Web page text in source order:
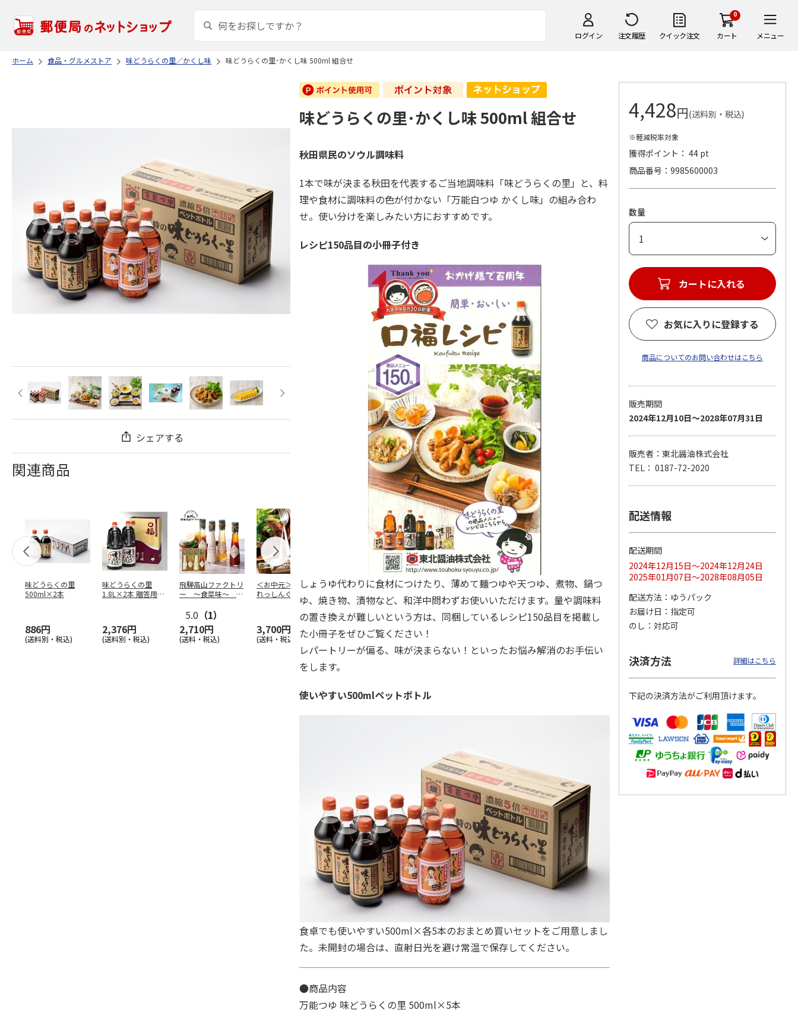
ログイン 注文履歴 クイック注文
0
カート メニュー
ホーム 食品・グルメストア 味どうらくの里／かくし味 味どうらくの里･かくし味 500ml 組合せ
シェアする
関連商品
味どうらくの里
500ml×2本
886円
(送料別・税込)
味どうらくの里
1.8L×2本 贈答用化
2,376円
(送料別・税込)
飛騨高山ファクトリ
ー ～食菜味～ す
詰合…
5.0 （1）
2,710円
(送料・税込)
＜お中元＞四万十ど
れっしんぐセット
3,700円
(送料・税込)
美食ファクトリー
こだわり調味料７種
ギフト【弔事用】
4,650円
(送料・税込)
味どうらくの里/か
くし味 500ml2本 組
合せ
886円
(送料別・税込)
黒酢ドレッシングセ
5.0（1）
万能白つゆ かくし
味 500ml×10本
セゾンファクトリ
ー ドレッシング３
本詰合せ【慶事用】
5.0 （1）
2,380円
Ｏｋｕｒｕｙａ 小
味どうらくの里･かくし味 500ml 組合せ
秋田県民のソウル調味料
1本で味が決まる秋田を代表するご当地調味料「味どうらくの里」と、料
理や食材に調味料の色が付かない「万能白つゆ かくし味」の組み合わ
せ。使い分けを楽しみたい方におすすめです。
レシピ150品目の小冊子付き
しょうゆ代わりに食材につけたり、薄めて麺つゆや天つゆ、煮物、鍋つ
ゆ、焼き物、漬物など、和洋中問わずお使いいただけます。量や調味料
の置き換えが難しいという方は、同梱しているレシピ150品目を掲載し
た小冊子をぜひご覧ください！
レパートリーが偏る、味が決まらない！といったお悩み解消のお手伝い
をします。
使いやすい500mlペットボトル
食卓でも使いやすい500ml×各5本のおまとめ買いセットをご用意しまし
た。未開封の場合は、直射日光を避け常温で保存してください。
●商品内容
万能つゆ 味どうらくの里 500ml×5本
4,428円(送料別・税込)
※軽減税率対象
獲得ポイント： 44 pt
商品番号
9985600003
数量
カートに入れる
お気に入りに登録する
商品についてのお問い合わせはこちら
販売期間
2024年12月10日～2028年07月31日
販売者：東北醤油株式会社
TEL： 0187-72-2020
配送情報
配送期間
2024年12月15日～2024年12月24日
2025年01月07日～2028年08月05日
配送方法
ゆうパック
お届け日
指定可
のし
対応可
決済方法 詳細はこちら
下記の決済方法がご利用頂けます。